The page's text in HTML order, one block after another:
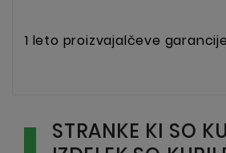
1 leto proizvajalčeve
STRANKE KI SO